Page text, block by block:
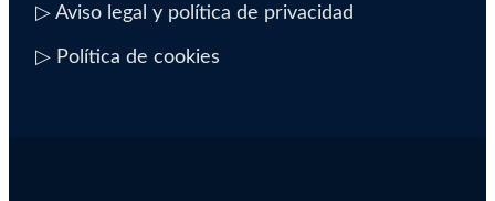
▷ Aviso legal y política de privacidad
▷ Política de cookies